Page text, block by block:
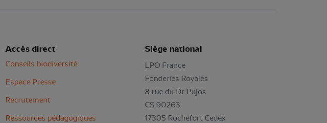
Accès direct
Conseils biodiversité
Espace Presse
Recrutement
Ressources pédagogiques
Siège national
LPO France
Fonderies Royales
8 rue du Dr Pujos
CS 90263
17305 Rochefort Cedex